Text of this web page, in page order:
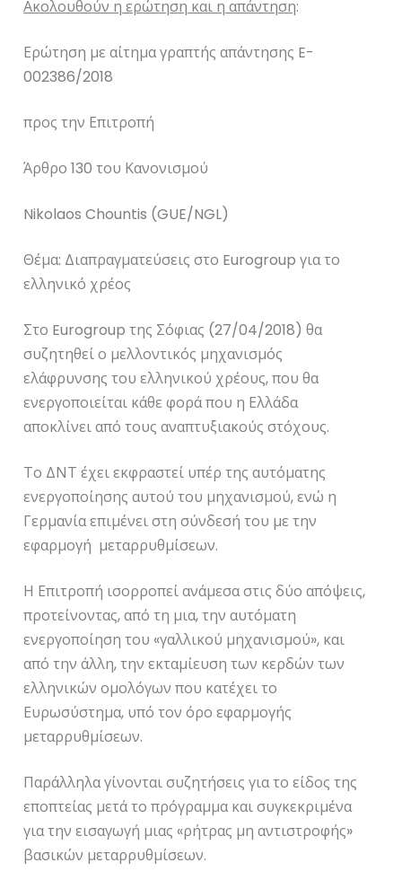
Ακολουθούν η ερώτηση και η απάντηση:
Ερώτηση με αίτημα γραπτής απάντησης E-
002386/2018
προς την Επιτροπή
Άρθρο 130 του Κανονισμού
Nikolaos Chountis (GUE/NGL)
Θέμα: Διαπραγματεύσεις στο Eurogroup για το
ελληνικό χρέος
Στο Eurogroup της Σόφιας (27/04/2018) θα
συζητηθεί ο μελλοντικός μηχανισμός
ελάφρυνσης του ελληνικού χρέους, που θα
ενεργοποιείται κάθε φορά που η Ελλάδα
αποκλίνει από τους αναπτυξιακούς στόχους.
Το ΔΝΤ έχει εκφραστεί υπέρ της αυτόματης
ενεργοποίησης αυτού του μηχανισμού, ενώ η
Γερμανία επιμένει στη σύνδεσή του με την
εφαρμογή μεταρρυθμίσεων.
Η Επιτροπή ισορροπεί ανάμεσα στις δύο απόψεις,
προτείνοντας, από τη μια, την αυτόματη
ενεργοποίηση του «γαλλικού μηχανισμού», και
από την άλλη, την εκταμίευση των κερδών των
ελληνικών ομολόγων που κατέχει το
Ευρωσύστημα, υπό τον όρο εφαρμογής
μεταρρυθμίσεων.
Παράλληλα γίνονται συζητήσεις για το είδος της
εποπτείας μετά το πρόγραμμα και συγκεκριμένα
για την εισαγωγή μιας «ρήτρας μη αντιστροφής»
βασικών μεταρρυθμίσεων.